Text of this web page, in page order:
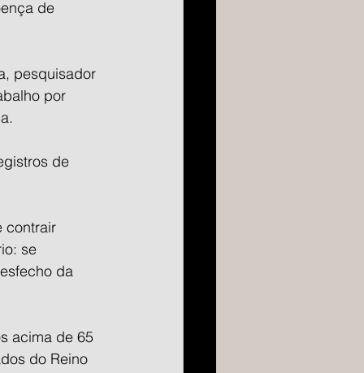
de
pesquisador
por
de
contrair
se
da
acima de 65
do Reino